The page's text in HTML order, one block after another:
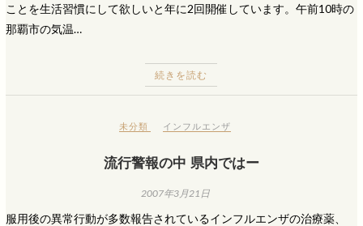
ことを生活習慣にして欲しいと年に2回開催しています。午前10時の
那覇市の気温…
続きを読む
未分類 インフルエンザ
流行警報の中 県内ではー
2007年3月21日
服用後の異常行動が多数報告されているインフルエンザの治療薬、